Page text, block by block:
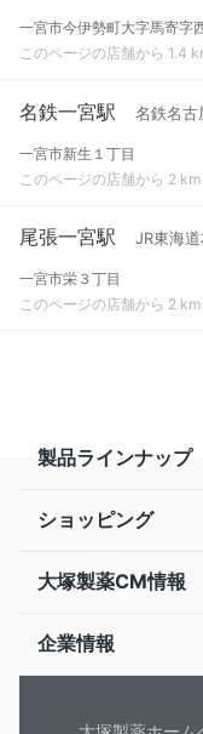
一宮市今伊勢町大字馬寄字
このページの店舗から 1.4
名鉄一宮駅 名鉄名古
一宮市新生１丁目
このページの店舗から 2 km
尾張一宮駅 JR東海
一宮市栄３丁目
このページの店舗から 2 km
製品ラインナップ
ショッピング
大塚製薬CM情報
企業情報